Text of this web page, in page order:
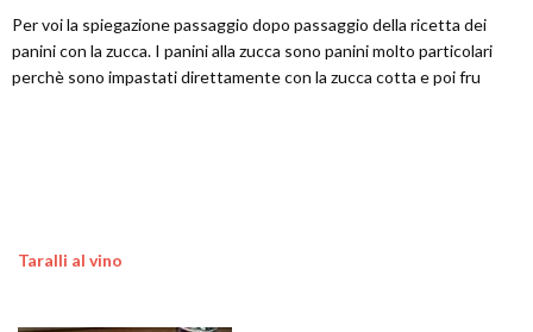
Per voi la spiegazione passaggio dopo passaggio della ricetta dei
panini con la zucca. I panini alla zucca sono panini molto particolari
perchè sono impastati direttamente con la zucca cotta e poi fru
Taralli al vino